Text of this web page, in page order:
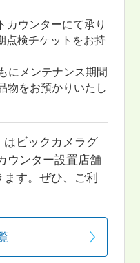
ウンターにて承り
点検チケットをお持
にメンテナンス期間
物をお預かりいたし
はビックカメラグ
ウンター設置店舗
す。ぜひ、ご利